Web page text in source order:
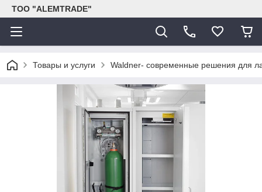
ТОО "ALEMTRADE"
Товары и услуги Waldner- современные решения для